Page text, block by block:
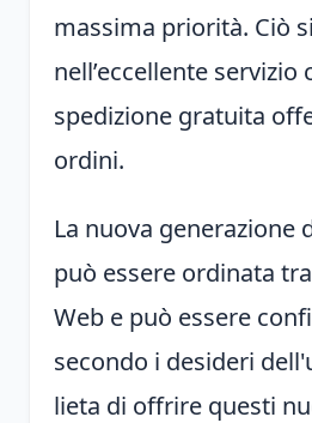
massima priorità. Ciò
nell’eccellente servizio
spedizione gratuita
ordini.
La nuova generazione
può essere ordinata
Web e può essere
secondo i desideri
lieta di offrire questi